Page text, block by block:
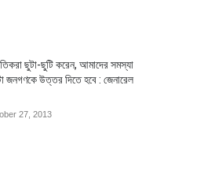
ছুটা-ছুটি করেন, আমাদের সমস্যা
জনগণকে উত্তর দিতে হবে : জেনারেল
27, 2013